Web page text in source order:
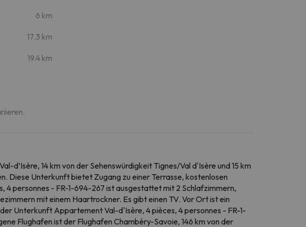
6 km
17.3 km
19.4 km
14 km von der Sehenswürdigkeit Tignes/Val d'Isère und 15 km
Diese Unterkunft bietet Zugang zu einer Terrasse, kostenlosen
personnes - FR-1-694-267 ist ausgestattet mit 2 Schlafzimmern,
mit einem Haartrockner. Es gibt einen TV. Vor Ort ist ein
Unterkunft Appartement Val-d'Isère, 4 pièces, 4 personnes - FR-1-
Flughafen ist der Flughafen Chambéry-Savoie, 146 km von der